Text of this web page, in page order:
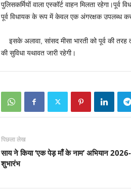
पुलिसकर्मियों वाला एस्कॉर्ट वाहन मिलता
पूर्व विधायक के रूप में केवल एक अंगरक्षक उपलब्ध
इसके अलावा, सांसद मीसा भारती को पूर्व की तरह
की सुविधा यथावत जारी रहेगी।
पिछला लेख
साय ने किया ‘एक पेड़ माँ के नाम’ अभियान
शुभारंभ